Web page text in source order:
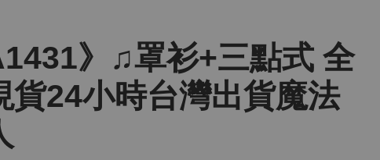
》♫罩衫+三點式 全
貨24小時台灣出貨魔法